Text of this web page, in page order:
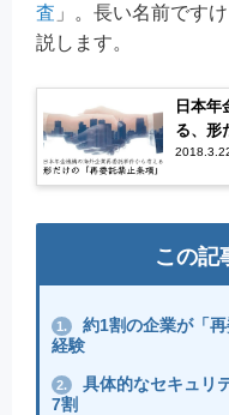
査 」。長い名前です
説します。
日本年
る、形
この記
1.
約1割の企業が「
経験
2.
具体的なセキュリ
7割